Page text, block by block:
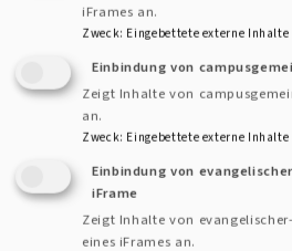
iFrames an.
Zweck: Eingebettete externe Inhalte
Einbindung von
Zeigt Inhalte von
an.
Zweck: Eingebettete externe Inhalte
Einbindung von
iFrame
Zeigt Inhalte von
eines iFrames an.